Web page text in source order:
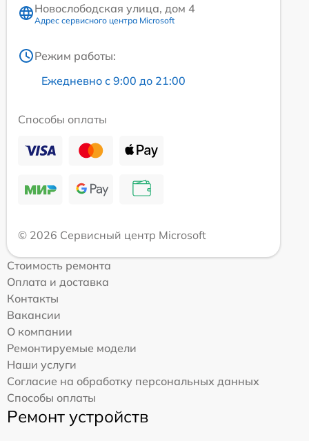
Новослободская улица, дом 4
Адрес сервисного центра Microsoft
Режим работы:
Ежедневно с 9:00 до 21:00
Способы оплаты
© 2026 Сервисный центр Microsoft
Стоимость ремонта
Оплата и доставка
Контакты
Вакансии
О компании
Ремонтируемые модели
Наши услуги
Согласие на обработку персональных данных
Способы оплаты
Ремонт устройств